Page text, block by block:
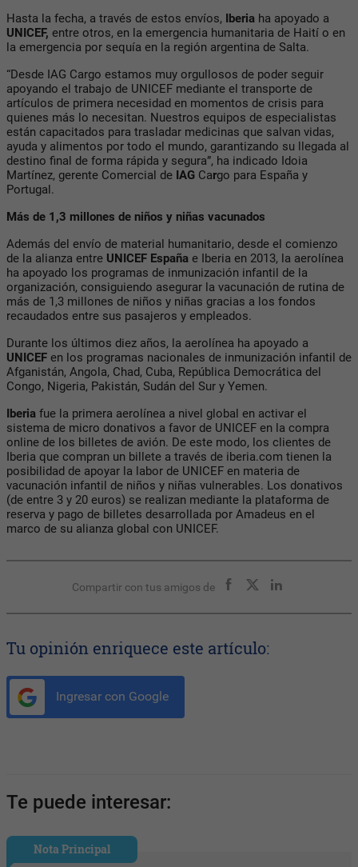
Hasta la fecha, a través de estos envíos, Iberia ha apoyado a
UNICEF, entre otros, en la emergencia humanitaria de Haití o en
la emergencia por sequía en la región argentina de Salta.
“Desde IAG Cargo estamos muy orgullosos de poder seguir
apoyando el trabajo de UNICEF mediante el transporte de
artículos de primera necesidad en momentos de crisis para
quienes más lo necesitan. Nuestros equipos de especialistas
están capacitados para trasladar medicinas que salvan vidas,
ayuda y alimentos por todo el mundo, garantizando su llegada al
destino final de forma rápida y segura”, ha indicado Idoia
Martínez, gerente Comercial de IAG Cargo para España y
Portugal.
Más de 1,3 millones de niños y niñas vacunados
Además del envío de material humanitario, desde el comienzo
de la alianza entre UNICEF España e Iberia en 2013, la aerolínea
ha apoyado los programas de inmunización infantil de la
organización, consiguiendo asegurar la vacunación de rutina de
más de 1,3 millones de niños y niñas gracias a los fondos
recaudados entre sus pasajeros y empleados.
Durante los últimos diez años, la aerolínea ha apoyado a
UNICEF en los programas nacionales de inmunización infantil de
Afganistán, Angola, Chad, Cuba, República Democrática del
Congo, Nigeria, Pakistán, Sudán del Sur y Yemen.
Iberia fue la primera aerolínea a nivel global en activar el
sistema de micro donativos a favor de UNICEF en la compra
online de los billetes de avión. De este modo, los clientes de
Iberia que compran un billete a través de iberia.com tienen la
posibilidad de apoyar la labor de UNICEF en materia de
vacunación infantil de niños y niñas vulnerables. Los donativos
(de entre 3 y 20 euros) se realizan mediante la plataforma de
reserva y pago de billetes desarrollada por Amadeus en el
marco de su alianza global con UNICEF.
Compartir con tus amigos de
Tu opinión enriquece este artículo:
Ingresar con Google
Te puede interesar:
Nota Principal